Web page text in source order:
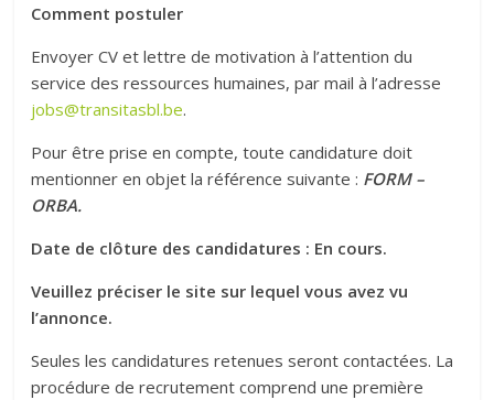
Comment postuler
Envoyer CV et lettre de motivation à l’attention du
service des ressources humaines, par mail à l’adresse
jobs@transitasbl.be.
Pour être prise en compte, toute candidature doit
mentionner en objet la référence suivante : FORM –
ORBA.
Date de clôture des candidatures : En cours.
Veuillez préciser le site sur lequel vous avez vu
l’annonce.
Seules les candidatures retenues seront contactées. La
procédure de recrutement comprend une première